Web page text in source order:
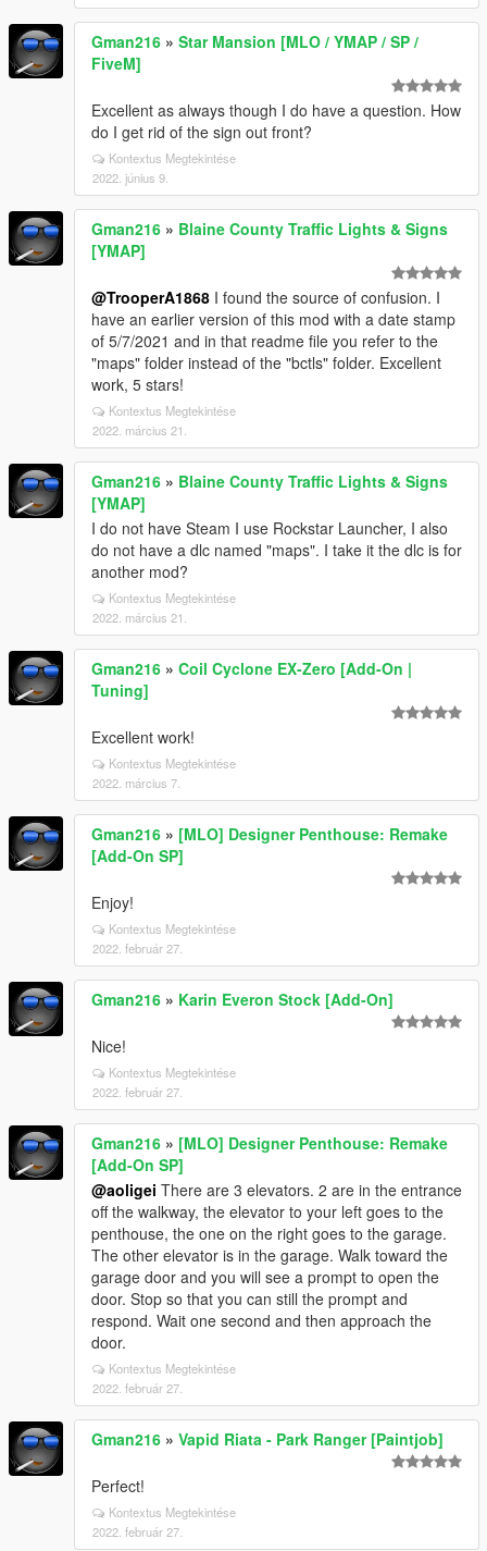
Gman216 » Star Mansion [MLO / YMAP / SP /
FiveM]
Excellent as always though I do have a question. How
do I get rid of the sign out front?
Kontextus Megtekintése
2022. június 9.
Gman216 » Blaine County Traffic Lights & Signs
[YMAP]
@TrooperA1868 I found the source of confusion. I
have an earlier version of this mod with a date stamp
of 5/7/2021 and in that readme file you refer to the
"maps" folder instead of the "bctls" folder. Excellent
work, 5 stars!
Kontextus Megtekintése
2022. március 21.
Gman216 » Blaine County Traffic Lights & Signs
[YMAP]
I do not have Steam I use Rockstar Launcher, I also
do not have a dlc named "maps". I take it the dlc is for
another mod?
Kontextus Megtekintése
2022. március 21.
Gman216 » Coil Cyclone EX-Zero [Add-On |
Tuning]
Excellent work!
Kontextus Megtekintése
2022. március 7.
Gman216 » [MLO] Designer Penthouse: Remake
[Add-On SP]
Enjoy!
Kontextus Megtekintése
2022. február 27.
Gman216 » Karin Everon Stock [Add-On]
Nice!
Kontextus Megtekintése
2022. február 27.
Gman216 » [MLO] Designer Penthouse: Remake
[Add-On SP]
@aoligei There are 3 elevators. 2 are in the entrance
off the walkway, the elevator to your left goes to the
penthouse, the one on the right goes to the garage.
The other elevator is in the garage. Walk toward the
garage door and you will see a prompt to open the
door. Stop so that you can still the prompt and
respond. Wait one second and then approach the
door.
Kontextus Megtekintése
2022. február 27.
Gman216 » Vapid Riata - Park Ranger [Paintjob]
Perfect!
Kontextus Megtekintése
2022. február 27.